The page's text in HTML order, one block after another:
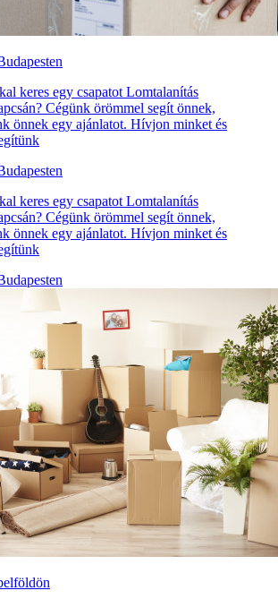
keres egy csapatot Lomtalanítás
Cégünk örömmel segít önnek,
önnek egy ajánlatot. Hívjon minket és
keres egy csapatot Lomtalanítás
Cégünk örömmel segít önnek,
önnek egy ajánlatot. Hívjon minket és